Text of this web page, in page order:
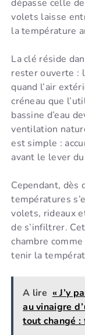
dépasse celle
volets laisse
la température
La clé réside
rester ouverte :
quand l’air
créneau que
bassine d’eau
ventilation
est simple :
avant le lever
Cependant, dès
températures
volets, rideaux
de s’infiltrer.
chambre
tenir la
A lire « J’y
au vinaigre
tout changé